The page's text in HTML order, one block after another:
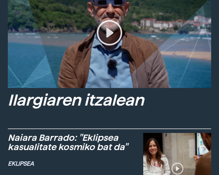
Ilargiaren itzalean
Naiara Barrado: "Eklipsea
kasualitate kosmiko bat da"
EKLIPSEA